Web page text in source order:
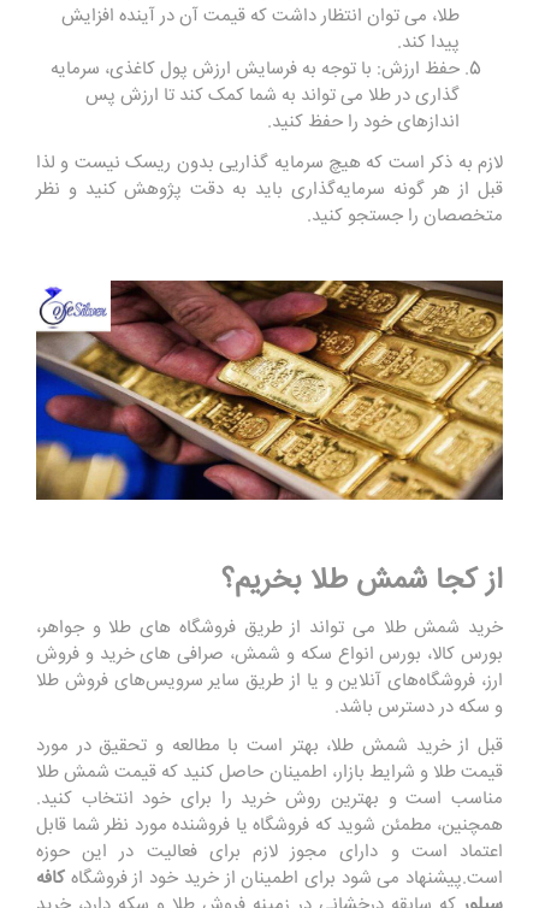
طلا، می‌ توان انتظار داشت که قیمت آن در آینده افزایش
پیدا کند.
حفظ ارزش: با توجه به فرسایش ارزش پول کاغذی، سرمایه‌
گذاری در طلا می‌ تواند به شما کمک کند تا ارزش پس
‌اندازهای خود را حفظ کنید.
لازم به ذکر است که هیچ سرمایه ‌گذاریی بدون ریسک نیست و لذا
قبل از هر گونه سرمایه‌گذاری باید به دقت پژوهش کنید و نظر
متخصصان را جستجو کنید.
از کجا شمش طلا بخریم؟
خرید شمش طلا می ‌تواند از طریق فروشگاه‌ های طلا و جواهر،
بورس کالا، بورس انواع سکه و شمش، صرافی ‌های خرید و فروش
ارز، فروشگاه‌های آنلاین و یا از طریق سایر سرویس‌های فروش طلا
و سکه در دسترس باشد.
قبل از خرید شمش طلا، بهتر است با مطالعه و تحقیق در مورد
قیمت طلا و شرایط بازار، اطمینان حاصل کنید که قیمت شمش طلا
مناسب است و بهترین روش خرید را برای خود انتخاب کنید.
همچنین، مطمئن شوید که فروشگاه یا فروشنده مورد نظر شما قابل
اعتماد است و دارای مجوز لازم برای فعالیت در این حوزه
است.پیشنهاد می شود برای اطمینان از خرید خود از فروشگاه کافه